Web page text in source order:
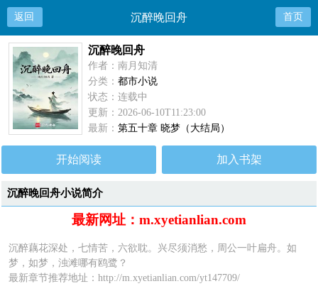
返回 沉醉晚回舟 首页
沉醉晚回舟
作者：南月知清
分类：都市小说
状态：连载中
更新：2026-06-10T11:23:00
最新：第五十章 晓梦（大结局）
开始阅读 加入书架
沉醉晚回舟小说简介
最新网址：m.xyetianlian.com
沉醉藕花深处，七情苦，六欲耽。兴尽须消愁，周公一叶扁舟。如
梦，如梦，浊滩哪有鸥鹭？
最新章节推荐地址：http://m.xyetianlian.com/yt147709/